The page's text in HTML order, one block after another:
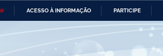
ACESSO À INFORMAÇÃO PARTICIPE
Ministério das Relações Ministério da Economia